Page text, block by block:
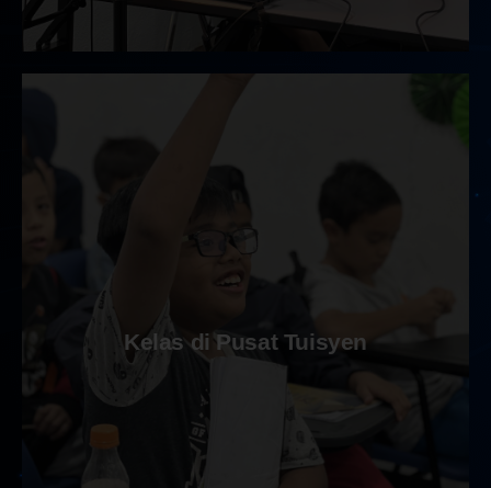
Kelas di Pusat Tuisyen
Kelas di Pusat Tuisyen
Kelas berkumpulan (kumpulan kecil @ kumpulan
besar) bersemuka di center FTA untuk pelajar darjah
1 sehingga tingkatan 5.